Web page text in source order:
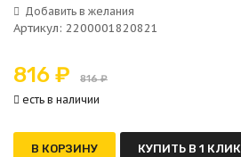
Артикул: 2200001820821
816 ₽ 816 ₽
есть в наличии
В КОРЗИНУ КУПИТЬ В 1 КЛИК